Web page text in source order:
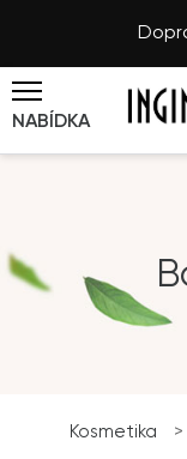
NABÍDKA
Kosmetika >